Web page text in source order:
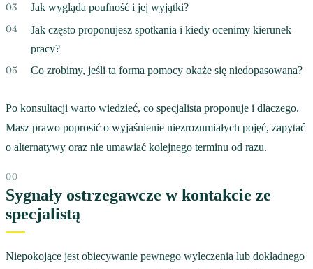
Jak wygląda poufność i jej wyjątki?
Jak często proponujesz spotkania i kiedy ocenimy kierunek
pracy?
Co zrobimy, jeśli ta forma pomocy okaże się niedopasowana?
Po konsultacji warto wiedzieć, co specjalista proponuje i dlaczego.
Masz prawo poprosić o wyjaśnienie niezrozumiałych pojęć, zapytać
o alternatywy oraz nie umawiać kolejnego terminu od razu.
Sygnały ostrzegawcze w kontakcie ze
specjalistą
Niepokojące jest obiecywanie pewnego wyleczenia lub dokładnego